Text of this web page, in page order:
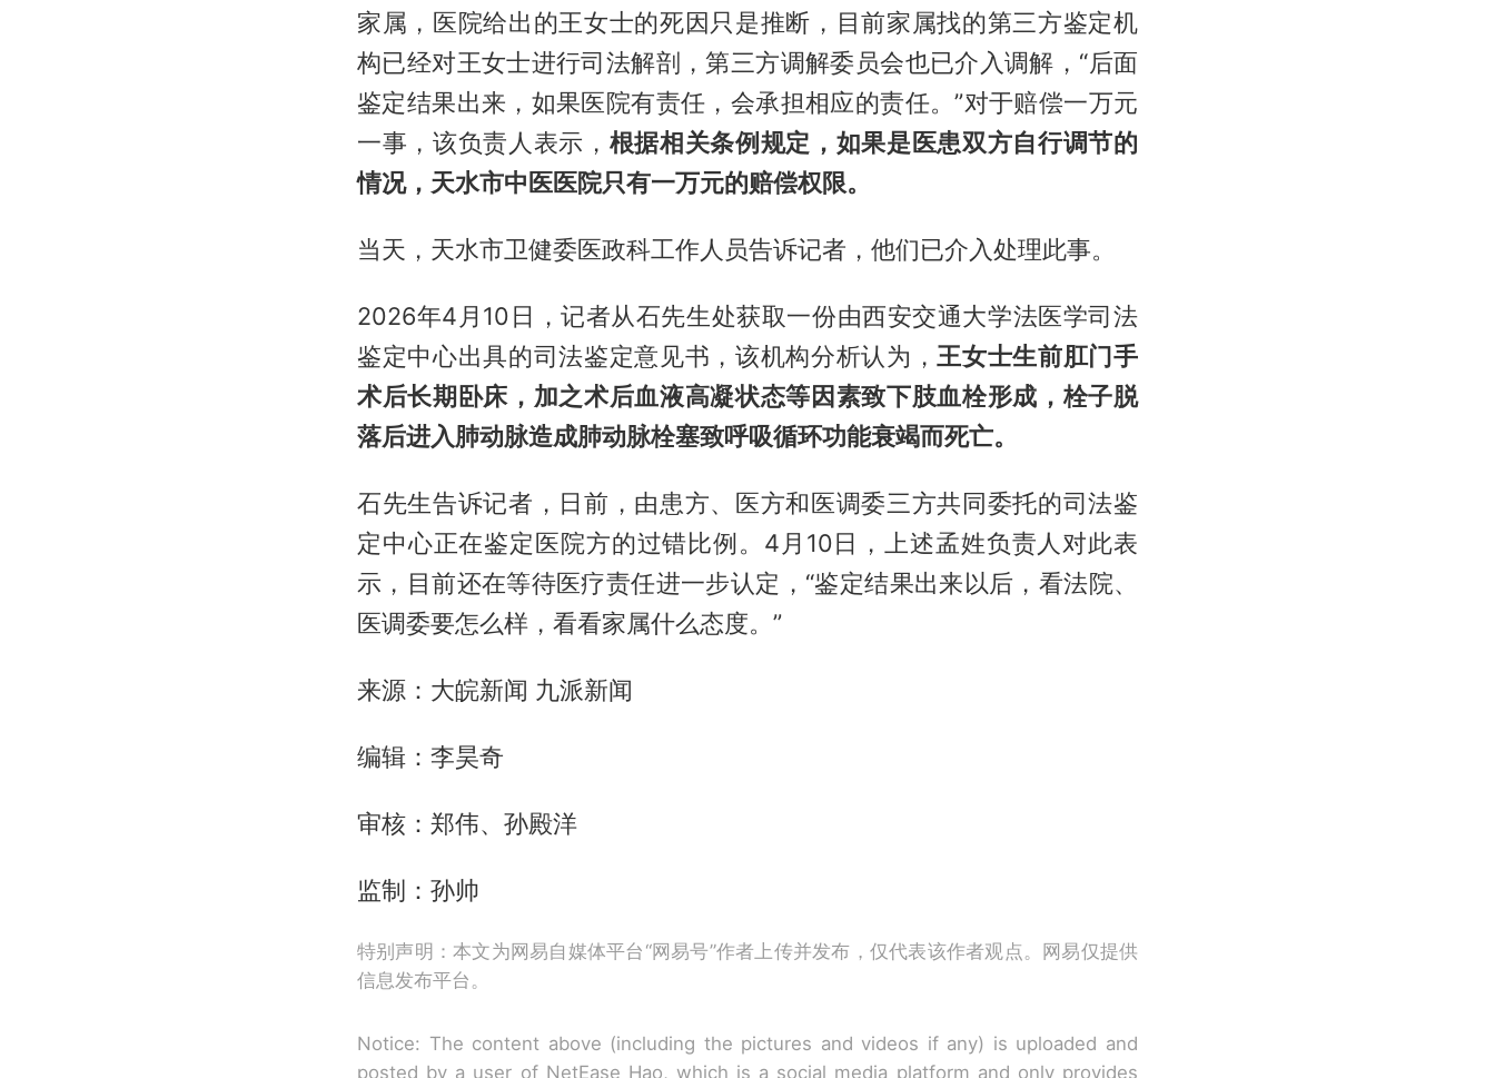
家属，医院给出的王女士的死因只是推断，目前家属找的第三方鉴定机
构已经对王女士进行司法解剖，第三方调解委员会也已介入调解，“后面
鉴定结果出来，如果医院有责任，会承担相应的责任。”对于赔偿一万元
一事，该负责人表示， 根据相关条例规定，如果是医患双方自行调节的
情况，天水市中医医院只有一万元的赔偿权限。
当天，天水市卫健委医政科工作人员告诉记者，他们已介入处理此事。
2026年4月10日，记者从石先生处获取一份由西安交通大学法医学司法
鉴定中心出具的司法鉴定意见书，该机构分析认为， 王女士生前肛门手
术后长期卧床，加之术后血液高凝状态等因素致下肢血栓形成，栓子脱
落后进入肺动脉造成肺动脉栓塞致呼吸循环功能衰竭而死亡。
石先生告诉记者，日前，由患方、医方和医调委三方共同委托的司法鉴
定中心正在鉴定医院方的过错比例。4月10日，上述孟姓负责人对此表
示，目前还在等待医疗责任进一步认定，“鉴定结果出来以后，看法院、
医调委要怎么样，看看家属什么态度。”
来源：大皖新闻 九派新闻
编辑：李昊奇
审核：郑伟、孙殿洋
监制：孙帅
特别声明：本文为网易自媒体平台“网易号”作者上传并发布，仅代表该作者观点。网易仅提供
信息发布平台。
Notice: The content above (including the pictures and videos if any) is uploaded and
posted by a user of NetEase Hao, which is a social media platform and only provides